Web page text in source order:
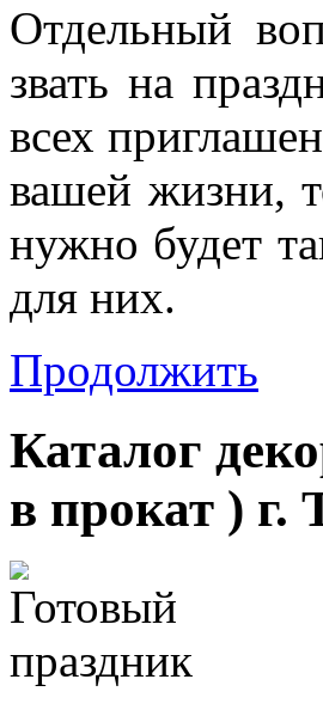
Отдельный
звать на
всех
вашей жизни,
нужно будет
для них.
Продолжить
Каталог
в прокат ) г.